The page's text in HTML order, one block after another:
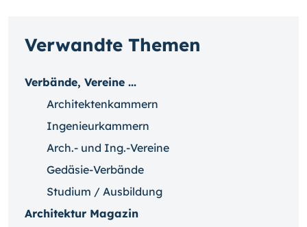
Verwandte Themen
Verbände, Vereine ...
Architektenkammern
Ingenieurkammern
Arch.- und Ing.-Vereine
Gedäsie-Verbände
Studium / Ausbildung
Architektur Magazin